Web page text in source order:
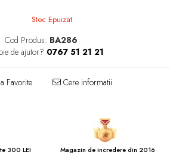
Stoc Epuizat
Cod Produs: BA286
de ajutor? 0767 51 21 21
Favorite Cere informatii
300 LEI Magazin de incredere din 2016